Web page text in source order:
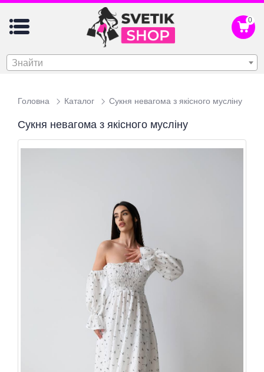
0
Знайти
Головна Каталог Сукня невагома з якісного мусліну
Сукня невагома з якісного мусліну